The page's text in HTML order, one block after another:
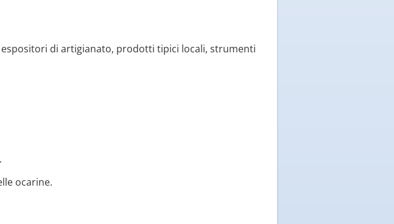
espositori di artigianato, prodotti tipici locali, strumenti
ocarine.